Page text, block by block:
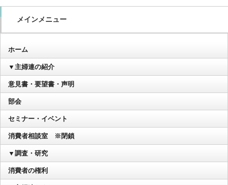
メインメニュー
ホーム
▼主婦連の紹介
意見書・要望書・声明
部会
セミナー・イベント
消費者相談室 ※閉鎖
▼調査・研究
消費者の権利